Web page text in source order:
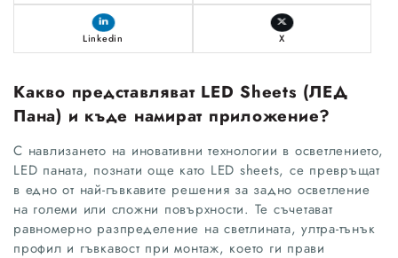
Linkedin X
Какво представляват LED Sheets (ЛЕД
Пана) и къде намират приложение?
С навлизането на иновативни технологии в осветлението,
LED паната, познати още като LED sheets, се превръщат
в едно от най-гъвкавите решения за задно осветление
на големи или сложни повърхности. Те съчетават
равномерно разпределение на светлината, ултра-тънък
профил и гъвкавост при монтаж, което ги прави